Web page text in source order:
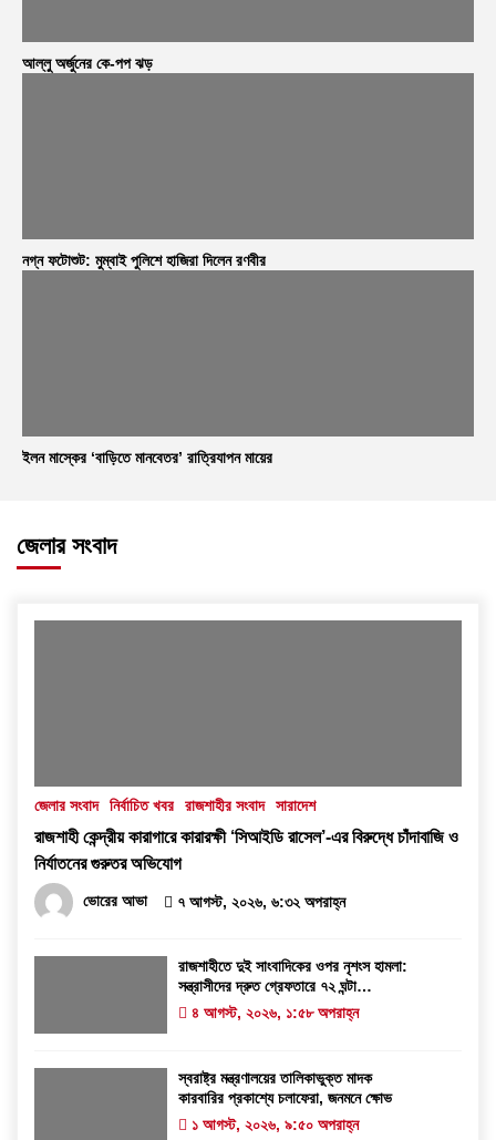
আল্লু অর্জুনের কে-পপ ঝড়
নগ্ন ফটোশুট: মুম্বাই পুলিশে হাজিরা দিলেন রণবীর
ইলন মাস্কের ‘বাড়িতে মানবেতর’ রাত্রিযাপন মায়ের
জেলার সংবাদ
জেলার সংবাদ নির্বাচিত খবর রাজশাহীর সংবাদ সারাদেশ
রাজশাহী কেন্দ্রীয় কারাগারে কারারক্ষী ‘সিআইডি রাসেল’-এর বিরুদ্ধে চাঁদাবাজি ও
নির্যাতনের গুরুতর অভিযোগ
ভোরের আভা ৭ আগস্ট, ২০২৬, ৬:৩২ অপরাহ্ন
রাজশাহীতে দুই সাংবাদিকের ওপর নৃশংস হামলা:
সন্ত্রাসীদের দ্রুত গ্রেফতারে ৭২ ঘন্টা
আলটিমেটাম
৪ আগস্ট, ২০২৬, ১:৫৮ অপরাহ্ন
স্বরাষ্ট্র মন্ত্রণালয়ের তালিকাভুক্ত মাদক
কারবারির প্রকাশ্যে চলাফেরা, জনমনে ক্ষোভ
১ আগস্ট, ২০২৬, ৯:৫০ অপরাহ্ন